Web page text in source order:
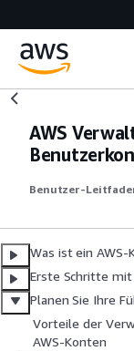
AWS
Benutzer-
Was ist ein AWS-
Erste Schritte
Planen Sie Ihre
Vorteile der
AWS-Konten